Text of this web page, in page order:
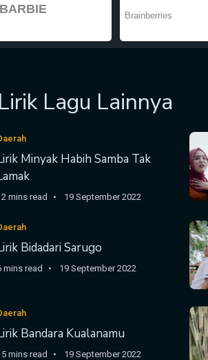
Lagu Lainnya
Minyak Habih Samba Tak
mins read 19 September 2022
Bidadari Sarugo
mins read 19 September 2022
Bandara Kualanamu
mins read 19 September 2022